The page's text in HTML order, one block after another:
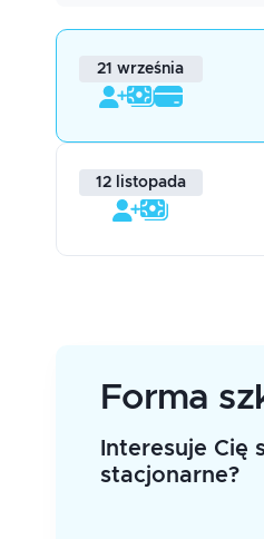
21 września
12 listopada
Forma
Interesuje Cię
stacjonarne?